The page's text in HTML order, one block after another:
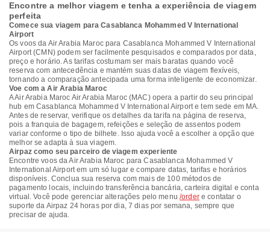
Encontre a melhor viagem e tenha a experiência de viagem
perfeita
Comece sua viagem para Casablanca Mohammed V International
Airport
Os voos da Air Arabia Maroc para Casablanca Mohammed V International
Airport (CMN) podem ser facilmente pesquisados e comparados por data,
preço e horário. As tarifas costumam ser mais baratas quando você
reserva com antecedência e mantém suas datas de viagem flexíveis,
tornando a comparação antecipada uma forma inteligente de economizar.
Voe com a Air Arabia Maroc
A Air Arabia Maroc Air Arabia Maroc (MAC) opera a partir do seu principal
hub em Casablanca Mohammed V International Airport e tem sede em MA.
Antes de reservar, verifique os detalhes da tarifa na página de reserva,
pois a franquia de bagagem, refeições e seleção de assentos podem
variar conforme o tipo de bilhete. Isso ajuda você a escolher a opção que
melhor se adapta à sua viagem.
Airpaz como seu parceiro de viagem experiente
Encontre voos da Air Arabia Maroc para Casablanca Mohammed V
International Airport em um só lugar e compare datas, tarifas e horários
disponíveis. Conclua sua reserva com mais de 100 métodos de
pagamento locais, incluindo transferência bancária, carteira digital e conta
virtual. Você pode gerenciar alterações pelo menu/ordere contatar o
suporte da Airpaz 24 horas por dia, 7 dias por semana, sempre que
precisar de ajuda.